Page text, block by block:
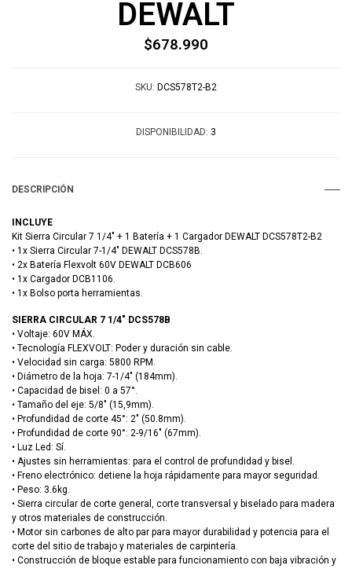
DEWALT
$678.990
SKU: DCS578T2-B2
DISPONIBILIDAD: 3
DESCRIPCIÓN
INCLUYE
Kit Sierra Circular 7 1/4″ + 1 Batería + 1 Cargador DEWALT DCS578T2-B2
• 1x Sierra Circular 7-1/4″ DEWALT DCS578B.
• 2x Batería Flexvolt 60V DEWALT DCB606
• 1x Cargador DCB1106.
• 1x Bolso porta herramientas.
SIERRA CIRCULAR 7 1/4″ DCS578B
• Voltaje: 60V MÁX.
• Tecnología FLEXVOLT: Poder y duración sin cable.
• Velocidad sin carga: 5800 RPM.
• Diámetro de la hoja: 7-1/4″ (184mm).
• Capacidad de bisel: 0 a 57°.
• Tamaño del eje: 5/8″ (15,9mm).
• Profundidad de corte 45°: 2″ (50.8mm).
• Profundidad de corte 90°: 2-9/16″ (67mm).
• Luz Led: Sí.
• Ajustes sin herramientas: para el control de profundidad y bisel.
• Freno electrónico: detiene la hoja rápidamente para mayor seguridad.
• Peso: 3.6kg.
• Sierra circular de corte general, corte transversal y biselado para madera
y otros materiales de construcción.
• Motor sin carbones de alto par para mayor durabilidad y potencia para el
corte del sitio de trabajo y materiales de carpintería.
• Construcción de bloque estable para funcionamiento con baja vibración y